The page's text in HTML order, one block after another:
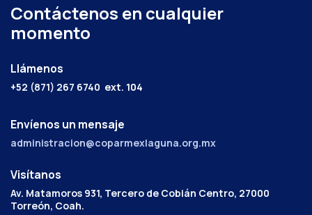
Contáctenos en cualquier
momento
Llámenos
+52 (871) 267 6740 ext. 104
Envíenos un mensaje
administracion@coparmexlaguna.org.mx
Visítanos
Av. Matamoros 931, Tercero de Cobián Centro, 27000
Torreón, Coah.